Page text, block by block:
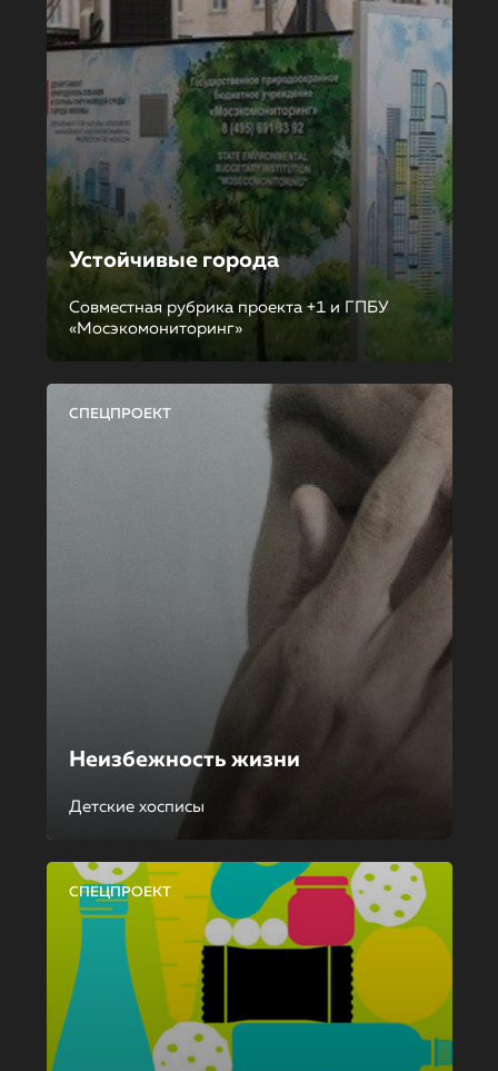
Устойчивые города
Совместная рубрика проекта +1 и ГПБУ
«Мосэкомониторинг»
СПЕЦПРОЕКТ
Неизбежность жизни
Детские хосписы
СПЕЦПРОЕКТ